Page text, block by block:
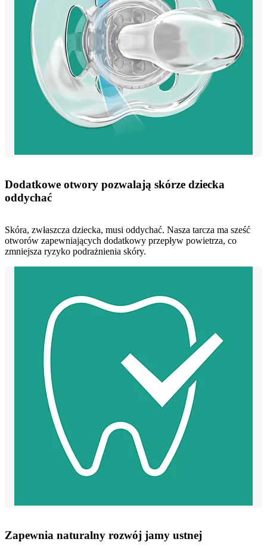
Dodatkowe otwory pozwalają skórze dziecka
oddychać
Skóra, zwłaszcza dziecka, musi oddychać. Nasza tarcza ma sześć
otworów zapewniających dodatkowy przepływ powietrza, co
zmniejsza ryzyko podrażnienia skóry.
Zapewnia naturalny rozwój jamy ustnej